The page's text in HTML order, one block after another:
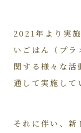
2021年より実
いごはん（プラ
関する様々な
通して実施して
それに伴い、新